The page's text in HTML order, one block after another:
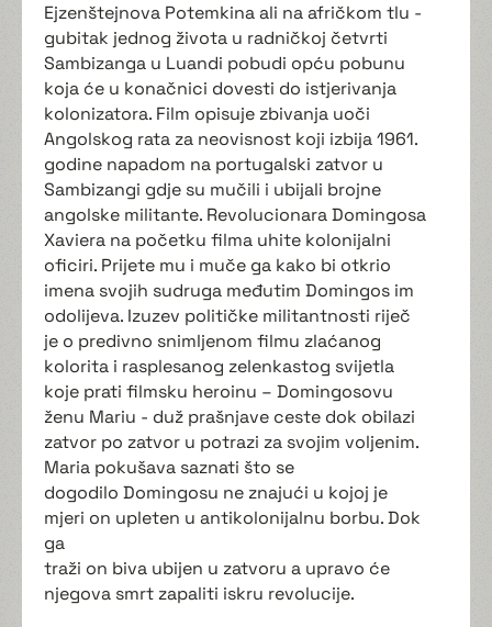
Ejzenštejnova Potemkina ali na afričkom tlu -
gubitak jednog života u radničkoj četvrti
Sambizanga u Luandi pobudi opću pobunu
koja će u konačnici dovesti do istjerivanja
kolonizatora. Film opisuje zbivanja uoči
Angolskog rata za neovisnost koji izbija 1961.
godine napadom na portugalski zatvor u
Sambizangi gdje su mučili i ubijali brojne
angolske militante. Revolucionara Domingosa
Xaviera na početku filma uhite kolonijalni
oficiri. Prijete mu i muče ga kako bi otkrio
imena svojih sudruga međutim Domingos im
odolijeva. Izuzev političke militantnosti riječ
je o predivno snimljenom filmu zlaćanog
kolorita i rasplesanog zelenkastog svijetla
koje prati filmsku heroinu – Domingosovu
ženu Mariu - duž prašnjave ceste dok obilazi
zatvor po zatvor u potrazi za svojim voljenim.
Maria pokušava saznati što se
dogodilo Domingosu ne znajući u kojoj je
mjeri on upleten u antikolonijalnu borbu. Dok
ga
traži on biva ubijen u zatvoru a upravo će
njegova smrt zapaliti iskru revolucije.